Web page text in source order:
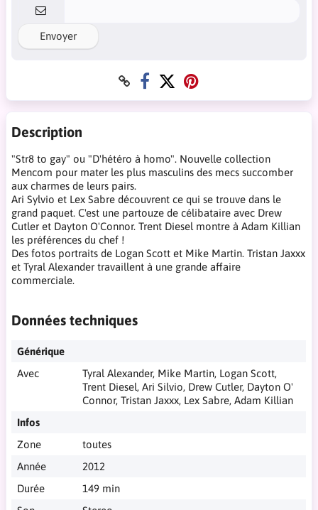
Envoyer
Description
"Str8 to gay" ou "D'hétéro à homo". Nouvelle collection
Mencom pour mater les plus masculins des mecs succomber
aux charmes de leurs pairs.
Ari Sylvio et Lex Sabre découvrent ce qui se trouve dans le
grand paquet. C'est une partouze de célibataire avec Drew
Cutler et Dayton O'Connor. Trent Diesel montre à Adam Killian
les préférences du chef !
Des fotos portraits de Logan Scott et Mike Martin. Tristan Jaxxx
et Tyral Alexander travaillent à une grande affaire
commerciale.
Données techniques
Générique
Avec
Tyral Alexander, Mike Martin, Logan Scott,
Trent Diesel, Ari Silvio, Drew Cutler, Dayton O'
Connor, Tristan Jaxxx, Lex Sabre, Adam Killian
Infos
Zone
toutes
Année
2012
Durée
149 min